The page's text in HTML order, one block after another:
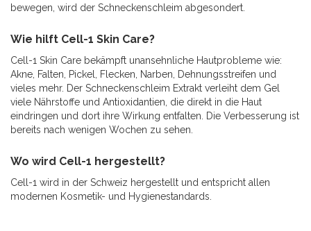
bewegen, wird der Schneckenschleim abgesondert.
Wie hilft Cell-1 Skin Care?
Cell-1 Skin Care bekämpft unansehnliche Hautprobleme wie:
Akne, Falten, Pickel, Flecken, Narben, Dehnungsstreifen und
vieles mehr. Der Schneckenschleim Extrakt verleiht dem Gel
viele Nährstoffe und Antioxidantien, die direkt in die Haut
eindringen und dort ihre Wirkung entfalten. Die Verbesserung ist
bereits nach wenigen Wochen zu sehen.
Wo wird Cell-1 hergestellt?
Cell-1 wird in der Schweiz hergestellt und entspricht allen
modernen Kosmetik- und Hygienestandards.